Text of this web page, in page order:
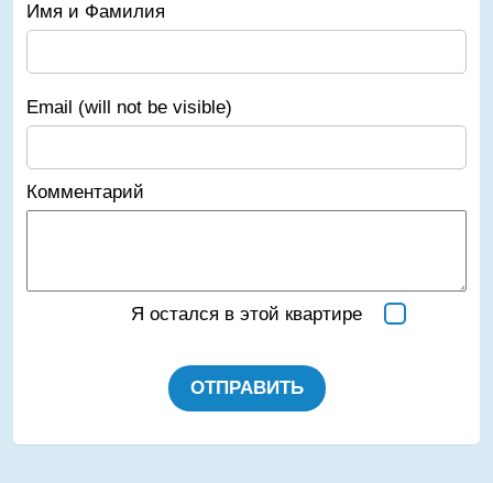
Имя и Фамилия
Email (will not be visible)
Комментарий
Я остался в этой квартире
ОТПРАВИТЬ